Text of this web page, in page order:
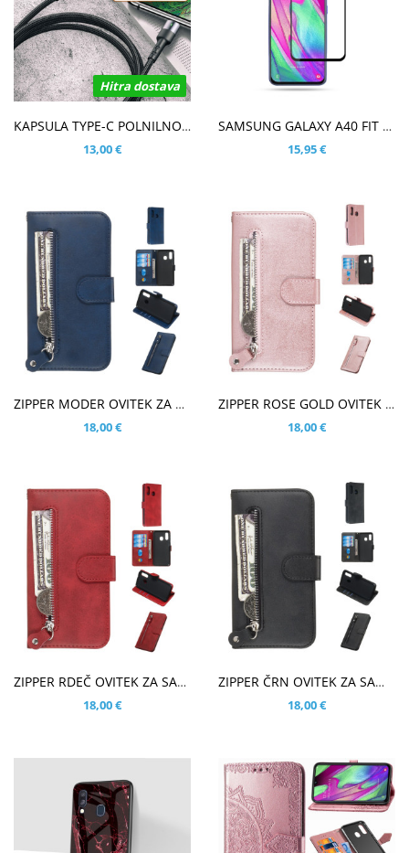
Hitra dostava
KAPSULA TYPE-C POLNILNO PODATKOVNI KABEL
13,00 €
SAMSUNG GALAXY A40 FIT KALJENO STEKLO S POTISKOM ČRN - FULL GLUE
15,95 €
ZIPPER MODER OVITEK ZA SAMSUNG GALAXY A40
18,00 €
ZIPPER ROSE GOLD OVITEK ZA SAMSUNG GALAXY A40
18,00 €
V KOŠARICO
ZIPPER RDEČ OVITEK ZA SAMSUNG GALAXY A40
18,00 €
V KOŠARICO
ZIPPER ČRN OVITEK ZA SAMSUNG GALAXY A40
18,00 €